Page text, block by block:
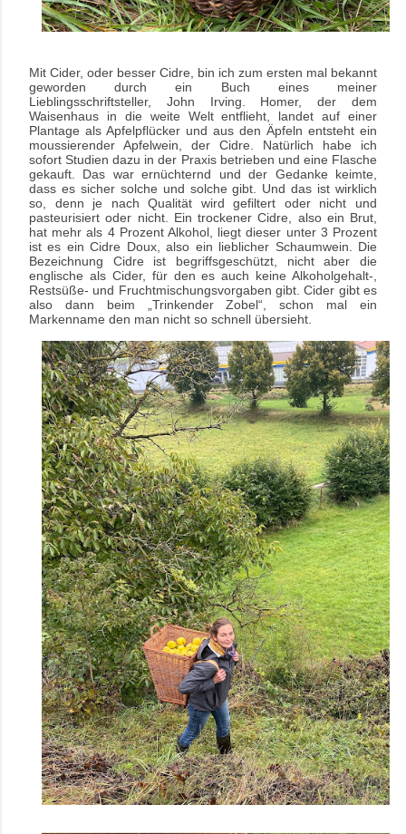
Mit Cider, oder besser Cidre, bin ich zum ersten mal bekannt
geworden durch ein Buch eines meiner
Lieblingsschriftsteller, John Irving. Homer, der dem
Waisenhaus in die weite Welt entflieht, landet auf einer
Plantage als Apfelpflücker und aus den Äpfeln entsteht ein
moussierender Apfelwein, der Cidre. Natürlich habe ich
sofort Studien dazu in der Praxis betrieben und eine Flasche
gekauft. Das war ernüchternd und der Gedanke keimte,
dass es sicher solche und solche gibt. Und das ist wirklich
so, denn je nach Qualität wird gefiltert oder nicht und
pasteurisiert oder nicht. Ein trockener Cidre, also ein Brut,
hat mehr als 4 Prozent Alkohol, liegt dieser unter 3 Prozent
ist es ein Cidre Doux, also ein lieblicher Schaumwein. Die
Bezeichnung Cidre ist begriffsgeschützt, nicht aber die
englische als Cider, für den es auch keine Alkoholgehalt-,
Restsüße- und Fruchtmischungsvorgaben gibt. Cider gibt es
also dann beim „Trinkender Zobel“, schon mal ein
Markenname den man nicht so schnell übersieht.